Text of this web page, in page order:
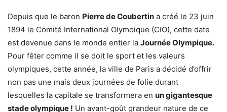
Depuis que le baron Pierre de Coubertin a créé le 23 juin
1894 le Comité International Olymoique (CIO), cette date
est devenue dans le monde entier la Journée Olympique.
Pour fêter comme il se doit le sport et les valeurs
olympiques, cette année, la ville de Paris a décidé d’offrir
non pas une mais deux journées de folie durant
lesquelles la capitale se transformera en un gigantesque
stade olympique ! Un avant-goût grandeur nature de ce